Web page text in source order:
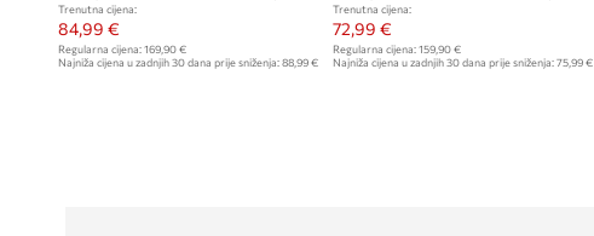
Trenutna cijena:
84,99 €
Regularna cijena: 169,90 €
Najniža cijena u zadnjih 30 dana prije sniženja: 88,99 €
Trenutna cijena:
72,99 €
Regularna cijena:159,90 €
Najniža cijena u zadnjih 30 dana prije sniženja:75,99 €